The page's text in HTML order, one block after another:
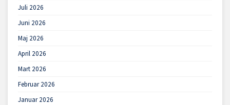
Juli 2026
Juni 2026
Maj 2026
April 2026
Mart 2026
Februar 2026
Januar 2026